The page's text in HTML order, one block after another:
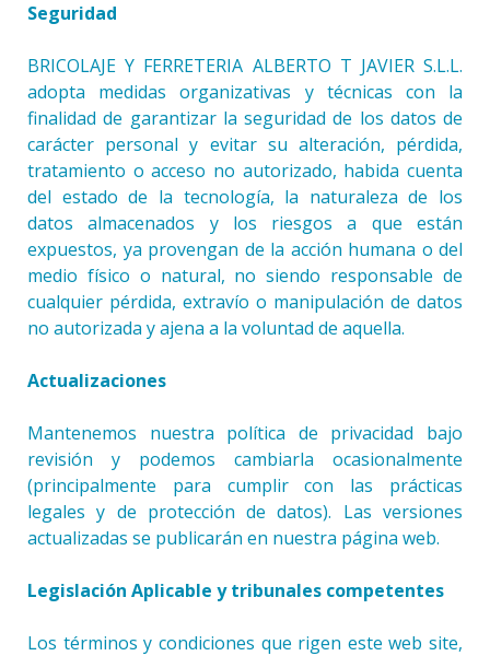
Seguridad
BRICOLAJE Y FERRETERIA ALBERTO T JAVIER S.L.L.
adopta medidas organizativas y técnicas con la
finalidad de garantizar la seguridad de los datos de
carácter personal y evitar su alteración, pérdida,
tratamiento o acceso no autorizado, habida cuenta
del estado de la tecnología, la naturaleza de los
datos almacenados y los riesgos a que están
expuestos, ya provengan de la acción humana o del
medio físico o natural, no siendo responsable de
cualquier pérdida, extravío o manipulación de datos
no autorizada y ajena a la voluntad de aquella.
Actualizaciones
Mantenemos nuestra política de privacidad bajo
revisión y podemos cambiarla ocasionalmente
(principalmente para cumplir con las prácticas
legales y de protección de datos). Las versiones
actualizadas se publicarán en nuestra página web.
Legislación Aplicable y tribunales competentes
Los términos y condiciones que rigen este web site,